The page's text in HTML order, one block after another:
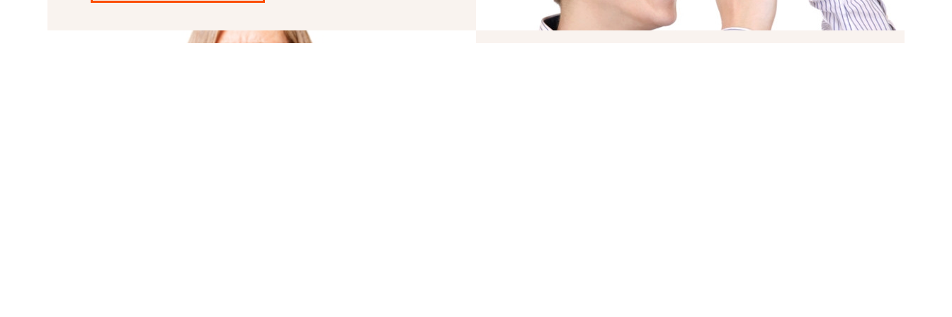
© 2019 – 2026 Valion real estate. Все права защищены.
Plektan — WEB-интегрированные системы управления риелторскими компаниями